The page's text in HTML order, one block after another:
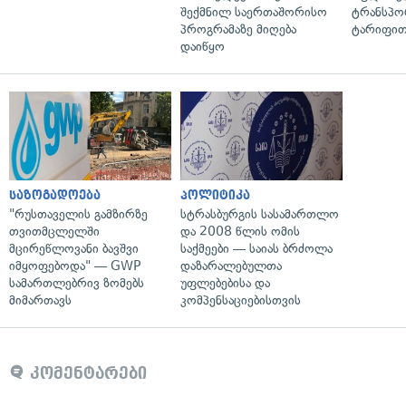
შექმნილ საერთაშორისო
პროგრამაზე მიღება
დაიწყო
საზოგადოება
"რუსთაველის გამზირზე
თვითმცლელში
მცირეწლოვანი ბავშვი
იმყოფებოდა" — GWP
სამართლებრივ ზომებს
მიმართავს
პოლიტიკა
სტრასბურგის სასამართლო
და 2008 წლის ომის
საქმეები — საიას ბრძოლა
დაზარალებულთა
უფლებებისა და
კომპენსაციებისთვის
კომენტარები